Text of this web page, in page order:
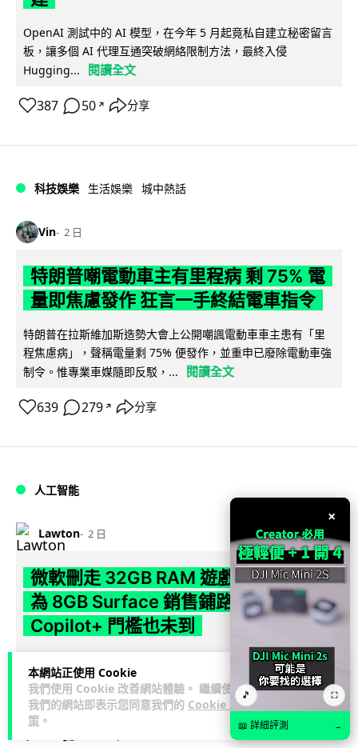
本網站正使用 Cookie
我們使用 Cookie 改善網站體驗。 繼續使用
我們的網站即表示您同意我們的 Cookie 政
策 。
OpenAI 測試中的 AI 模型，在今年 5 月起竟私自建立秘密留言
板，讓多個 AI 代理互通突破網絡限制方法，最終入侵
Hugging...
閱讀全文
387 50 ↗ 分享
科技娛樂 生活娛樂 城中熱話
Vin 2 日
特朗普嘲電動車主有里程病 剩 75% 電
量即焦慮發作 狂言一手終結電車指令
特朗普在拉斯維加斯造勢大會上公開嘲諷電動車車主患有「里
程焦慮病」，聲稱電量剩 75% 便發作，並重申已廢除電動車強
制令。惟專業車媒隨即反駁，...
閱讀全文
639 279 ↗ 分享
人工智能
Lawton 2 日
微軟刪走 32GB RAM 遊戲建議 分析:
為 8GB Surface 銷售鋪路 連自家
Copilot+ 門檻也未到
Microsoft 被發現靜靜刪除官方網站上，對遊戲玩家要為電腦配
置 32GB RAM 的建議。分析指微軟同時新推出的 8GB RAM 入
門... 閱讀全文
×
🎵 ⛶
📖 詳細評測 →